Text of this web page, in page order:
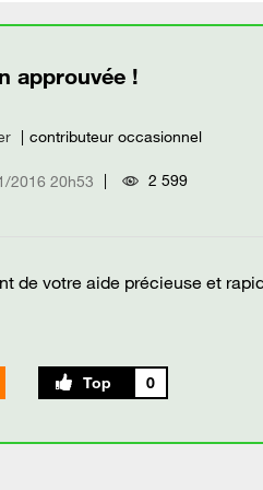
contributeur occasionnel
2016 20h53 2 599
de votre aide précieuse et
0